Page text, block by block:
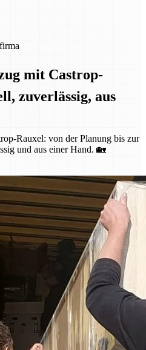
mit Castrop-
zuverlässig, aus
Rauxel: von der Planung bis zur
und aus einer Hand. 🏡